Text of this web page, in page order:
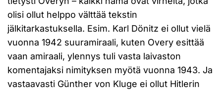
olisi ollut helppo välttää tekstin
jälkitarkastuksella. Esim. Karl Dönitz ei ollut vielä
vuonna 1942 suuramiraali, kuten Overy esittää
vaan amiraali, ylennys tuli vasta laivaston
komentajaksi nimityksen myötä vuonna 1943. Ja
vastaavasti Günther von Kluge ei ollut Hitlerin